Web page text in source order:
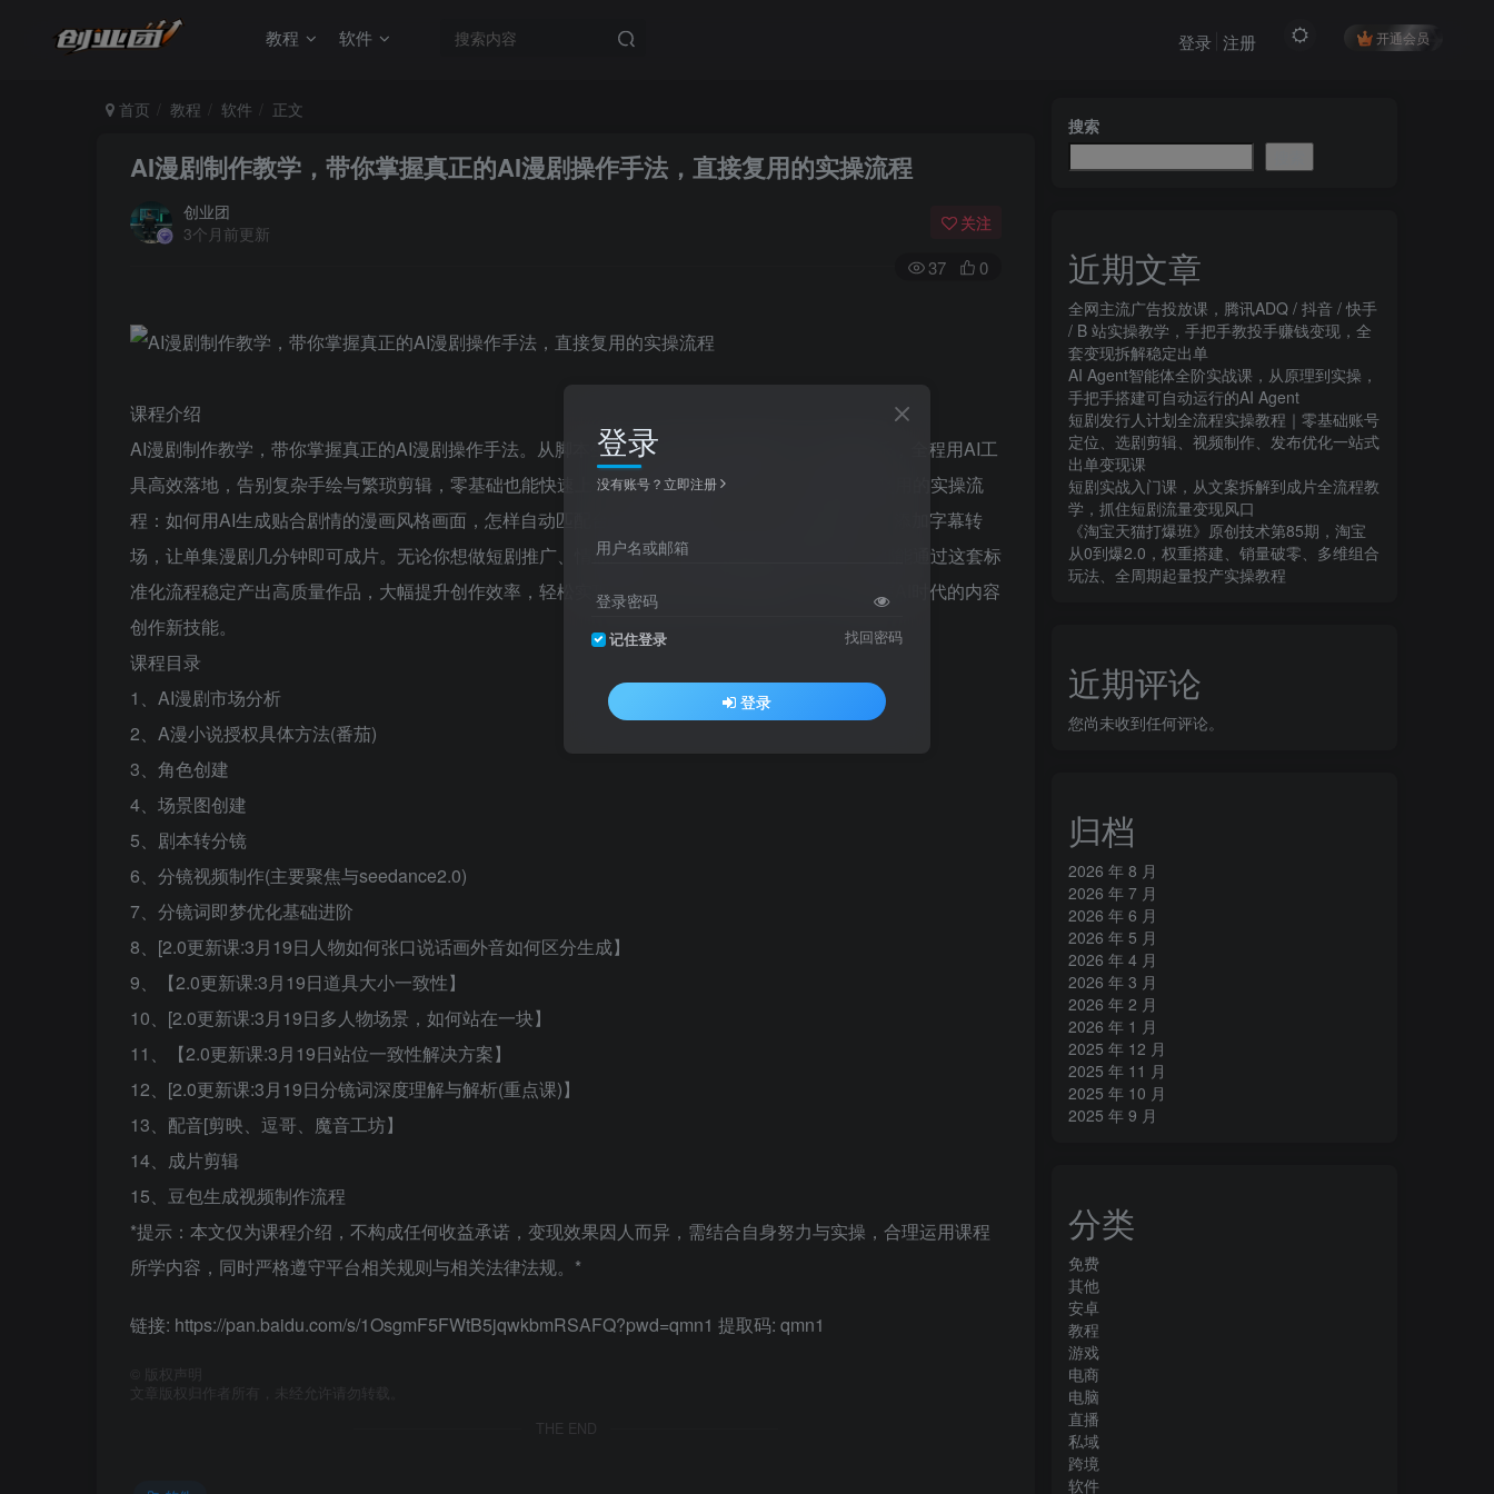
教程 软件 开通会员
登录 注册
首页 教程 软件 正文
AI漫剧制作教学，带你掌握真正的AI漫剧操作手法，直接复用的实操流程
创业团
3个月前更新
关注
37 0
课程介绍
AI漫剧制作教学，带你掌握真正的AI漫剧操作手法。从脚本生成、分镜设计到画面生成、配音配乐，全程用AI工
具高效落地，告别复杂手绘与繁琐剪辑，零基础也能快速上手。课程不讲空泛理论，只教可直接复用的实操流
程：如何用AI生成贴合剧情的漫画风格画面，怎样自动匹配台词与情绪配音，如何一键拼接镜头、添加字幕转
场，让单集漫剧几分钟即可成片。无论你想做短剧推广、情感故事、小说改编还是自媒体内容，都能通过这套标
准化流程稳定产出高质量作品，大幅提升创作效率，轻松实现从创意到成片的完整闭环，真正掌握AI时代的内容
创作新技能。
课程目录
1、AI漫剧市场分析
2、A漫小说授权具体方法(番茄)
3、角色创建
4、场景图创建
5、剧本转分镜
6、分镜视频制作(主要聚焦与seedance2.0)
7、分镜词即梦优化基础进阶
8、[2.0更新课:3月19日人物如何张口说话画外音如何区分生成】
9、【2.0更新课:3月19日道具大小一致性】
10、[2.0更新课:3月19日多人物场景，如何站在一块】
11、【2.0更新课:3月19日站位一致性解决方案】
12、[2.0更新课:3月19日分镜词深度理解与解析(重点课)】
13、配音[剪映、逗哥、魔音工坊】
14、成片剪辑
15、豆包生成视频制作流程
*提示：本文仅为课程介绍，不构成任何收益承诺，变现效果因人而异，需结合自身努力与实操，合理运用课程
所学内容，同时严格遵守平台相关规则与相关法律法规。*
链接: https://pan.baidu.com/s/1OsgmF5FWtB5jqwkbmRSAFQ?pwd=qmn1 提取码: qmn1
版权声明
文章版权归作者所有，未经允许请勿转载。
THE END
搜索
近期文章
全网主流广告投放课，腾讯ADQ / 抖音 / 快手
/ B 站实操教学，手把手教投手赚钱变现，全
套变现拆解稳定出单
AI Agent智能体全阶实战课，从原理到实操，
手把手搭建可自动运行的AI Agent
短剧发行人计划全流程实操教程｜零基础账号
定位、选剧剪辑、视频制作、发布优化一站式
出单变现课​
短剧实战入门课，从文案拆解到成片全流程教
学，抓住短剧流量变现风口
《淘宝天猫打爆班》原创技术第85期，淘宝
从0到爆2.0，权重搭建、销量破零、多维组合
玩法、全周期起量投产实操教程
近期评论
您尚未收到任何评论。
归档
2026 年 8 月
2026 年 7 月
2026 年 6 月
2026 年 5 月
2026 年 4 月
2026 年 3 月
2026 年 2 月
2026 年 1 月
2025 年 12 月
2025 年 11 月
2025 年 10 月
2025 年 9 月
分类
免费
其他
安卓
教程
游戏
电商
电脑
直播
私域
跨境
软件
登录
没有账号？立即注册
用户名或邮箱
登录密码
记住登录 找回密码
登录